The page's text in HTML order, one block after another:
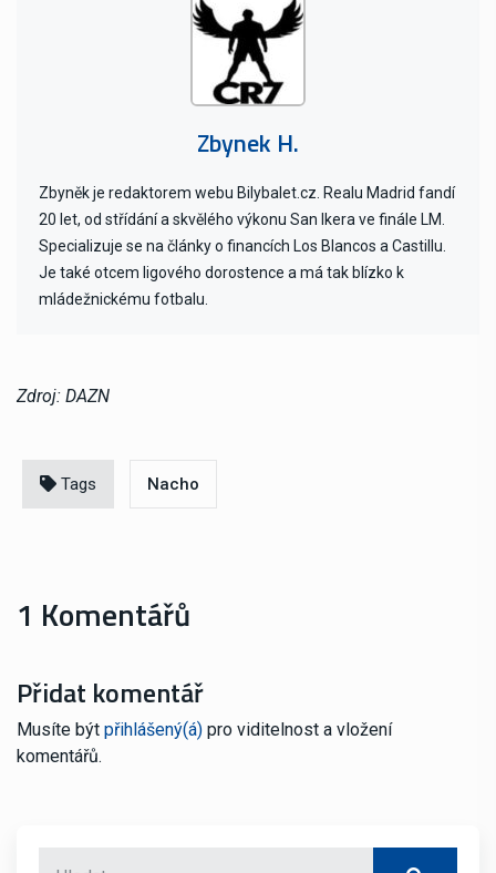
Zbynek H.
Zbyněk je redaktorem webu Bilybalet.cz. Realu Madrid fandí
20 let, od střídání a skvělého výkonu San Ikera ve finále LM.
Specializuje se na články o financích Los Blancos a Castillu.
Je také otcem ligového dorostence a má tak blízko k
mládežnickému fotbalu.
Zdroj: DAZN
Tags Nacho
1 Komentářů
Přidat komentář
Musíte být přihlášený(á) pro viditelnost a vložení
komentářů.